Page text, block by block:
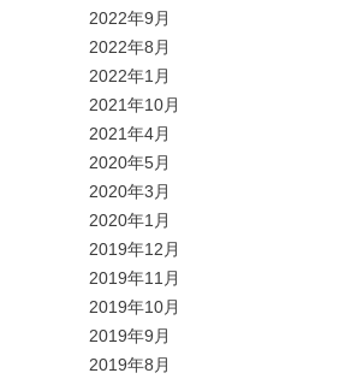
2022年9月
2022年8月
2022年1月
2021年10月
2021年4月
2020年5月
2020年3月
2020年1月
2019年12月
2019年11月
2019年10月
2019年9月
2019年8月